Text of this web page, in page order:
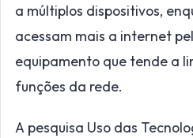
a múltiplos dispositivos,
acessam mais a internet
equipamento que tende a
funções da rede.
A pesquisa Uso das